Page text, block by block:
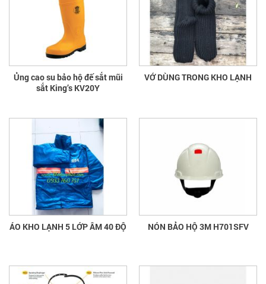
Ủng cao su bảo hộ đế sắt mũi
sắt King’s KV20Y
VỚ DÙNG TRONG KHO LẠNH
ÁO KHO LẠNH 5 LỚP ÂM 40 ĐỘ NÓN BẢO HỘ 3M H701SFV